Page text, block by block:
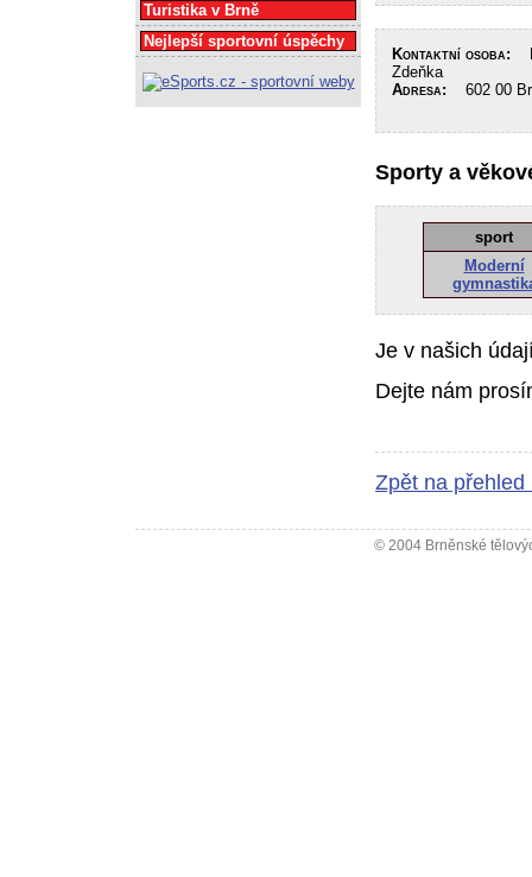
Kontaktní osoba:
Zdeňka
Adresa: 602 00
Sporty a
sport
Moderní
Je v našich
Dejte nám
Zpět na přehled
Turistika v Brně
Nejlepší sportovní úspěchy
© 2004 Brněnské